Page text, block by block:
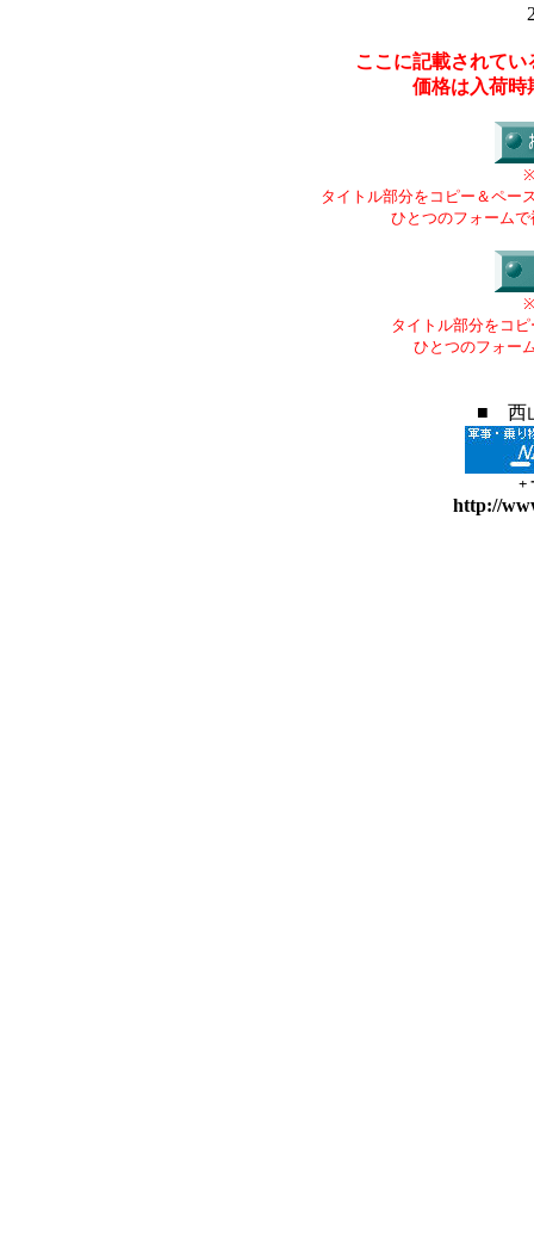
ここに記載されて
価格は入荷時
タイトル部分をコピー＆ペー
ひとつのフォーム
タイトル部分をコ
ひとつのフォー
■ 西
+
http://